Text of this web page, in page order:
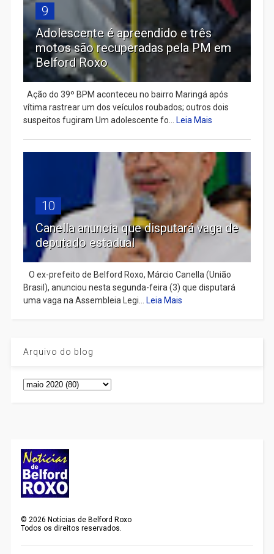
9
Adolescente é apreendido e três
motos são recuperadas pela PM em
Belford Roxo
Ação do 39º BPM aconteceu no bairro Maringá após
vítima rastrear um dos veículos roubados; outros dois
suspeitos fugiram Um adolescente fo...
Leia Mais
10
Canella anuncia que disputará vaga de
deputado estadual
​ O ex-prefeito de Belford Roxo, Márcio Canella (União
Brasil), anunciou nesta segunda-feira (3) que disputará
uma vaga na Assembleia Legi...
Leia Mais
Arquivo do blog
©2026 Notícias de Belford Roxo
Todos os direitos reservados.